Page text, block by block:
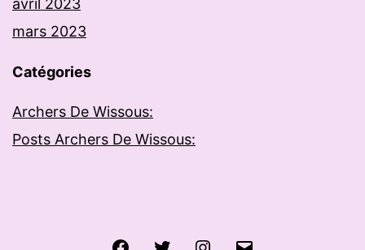
avril 2023
mars 2023
Catégories
Archers De Wissous:
Posts Archers De Wissous:
FacebookTwitter Instagram